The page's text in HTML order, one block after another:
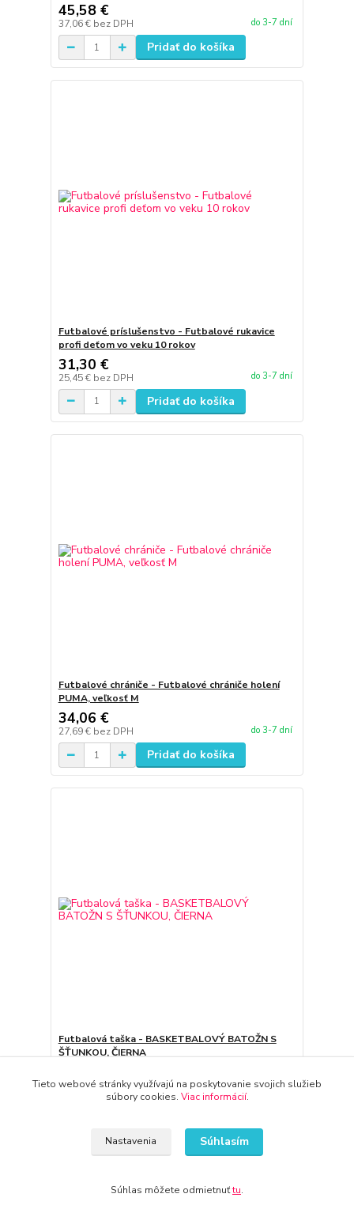
45,58 €
37,06 € bez DPH do 3-7 dní
Pridať do košíka
Futbalové príslušenstvo - Futbalové rukavice
profi deťom vo veku 10 rokov
31,30 €
25,45 € bez DPH do 3-7 dní
Pridať do košíka
Futbalové chrániče - Futbalové chrániče holení
PUMA, veľkosť M
34,06 €
27,69 € bez DPH do 3-7 dní
Pridať do košíka
Futbalová taška - BASKETBALOVÝ BATOŽN S
ŠŤUNKOU, ČIERNA
26,92 €bez DPH do 3-7 dní
Tieto webové stránky využívajú na poskytovanie svojich služieb
súbory cookies. Viac informácií.
Nastavenia Súhlasím
Súhlas môžete odmietnuťtu.